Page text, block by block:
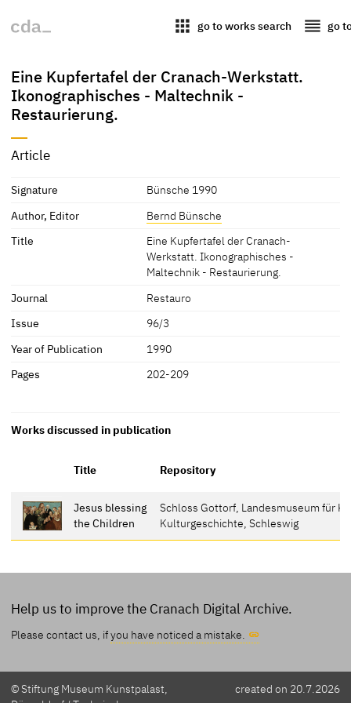
apps go to works search reorder go
Eine Kupfertafel der Cranach-Werkstatt.
Ikonographisches - Maltechnik -
Restaurierung.
Article
Signature
Bünsche 1990
Author, Editor
Bernd Bünsche
Title
Eine Kupfertafel der Cranach-
Werkstatt. Ikonographisches -
Maltechnik - Restaurierung.
Journal
Restauro
Issue
96/3
Year of Publication
1990
Pages
202-209
Works discussed in publication
Title Repository
Jesus blessing
the Children
Schloss Gottorf, Landesmuseum für
Kulturgeschichte, Schleswig
Help us to improve the Cranach Digital Archive.
Please contact us, ifyou have noticed a mistake.
© Stiftung Museum Kunstpalast,
created on 20.7.2026